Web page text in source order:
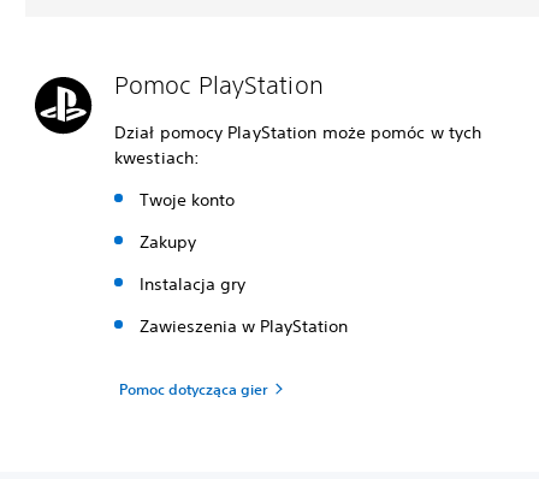
Pomoc PlayStation
Dział pomocy PlayStation może pomóc w tych
kwestiach:
Twoje konto
Zakupy
Instalacja gry
Zawieszenia w PlayStation
Pomoc dotycząca gier